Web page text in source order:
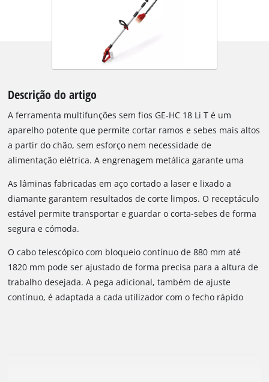
Descrição do artigo
A ferramenta multifunções sem fios GE-HC 18 Li T é um
aparelho potente que permite cortar ramos e sebes mais altos
a partir do chão, sem esforço nem necessidade de
alimentação elétrica. A engrenagem metálica garante uma
corrente da OREGON proporcionam resultados de corte
limpos. O acessório rotativo de 90° proporciona cortes
horizontais sem esforço. O batente de garra impede
escorregar ao serrar. A lubrificação automática de correntes
através de um recipiente de óleo garante à corrente OREGON
a lubrificação necessária. Se necessário, pode ser esticada e
substituída sem ferramentas, com o prático equipamento de
tensão da corrente. Um perno de bloqueio da corrente
As lâminas fabricadas em aço cortado a laser e lixado a
diamante garantem resultados de corte limpos. O receptáculo
estável permite transportar e guardar o corta-sebes de forma
segura e cómoda.
O cabo telescópico com bloqueio contínuo de 880 mm até
1820 mm pode ser ajustado de forma precisa para a altura de
trabalho desejada. A pega adicional, também de ajuste
contínuo, é adaptada a cada utilizador com o fecho rápido